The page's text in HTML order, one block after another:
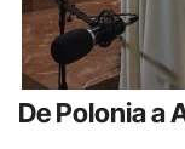
De Polonia a